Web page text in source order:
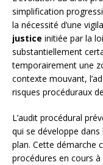
simplification
la nécessité d’une
justice initiée par la
substantiellement
temporairement une
contexte mouvant,
risques procéduraux
L’audit procédural
qui se développe dans
plan. Cette démarche
procédures en cours